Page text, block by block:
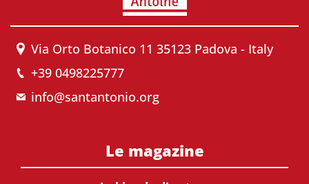
Via Orto Botanico 11 35123 Padova - Italy
+39 0498225777
info@santantonio.org
Le magazine